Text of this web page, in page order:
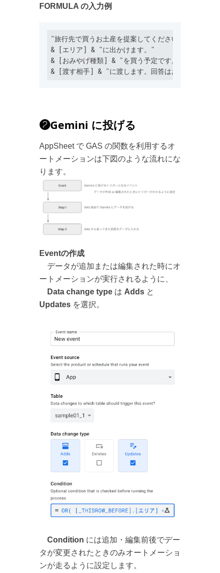
FORMULA の入力例
"旅行先で買うお土産を提案してください。"
& [エリア] & "に出かけます。"
& [おみやげ種類] & "を買う予定です。"
❷Gemini に投げる
AppSheet で GAS の関数を利用するオ
ートメーションは下図のような流れにな
ります。
Eventの作成
データが追加または編集された時にオ
ートメーションが実行されるように、
Data change type は Adds と
Updates を選択。
Condition には追加・編集前後でデー
タが変更されたときのみオートメーショ
ンが走るように設定します。